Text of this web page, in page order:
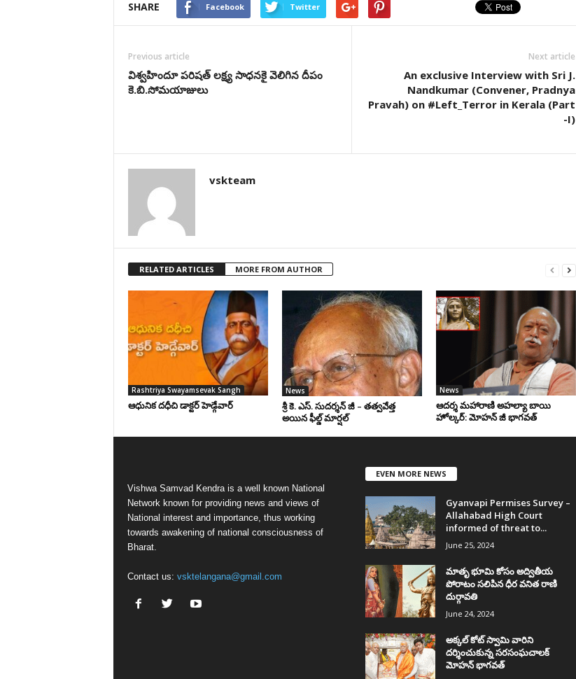
SHARE Facebook Twitter
Previous article
విశ్వహిందూ పరిషత్‌ లక్ష్య సాధనకై వెలిగిన దీపం
కె.బి.సోమయాజులు
Next article
An exclusive Interview with Sri J.
Nandkumar (Convener, Pradnya
Pravah) on #Left_Terror in Kerala (Part
-I)
vskteam
RELATED ARTICLES MORE FROM AUTHOR
Rashtriya Swayamsevak Sangh
ఆధునిక దధీచి డాక్టర్‌ హెడ్గేవార్‌
News
శ్రీ కె. ఎస్. సుదర్శన్ జీ – తత్వవేత్త
అయిన ఫీల్డ్ మార్షల్
News
ఆదర్శ మహారాణి అహల్యా బాయి
హోల్కర్: మోహన్ జీ భాగవత్
Vishwa Samvad Kendra is a well known National
Network known for providing news and views of
National interest and importance, thus working
towards awakening of national consciousness of
Bharat.
Contact us: vsktelangana@gmail.com
EVEN MORE NEWS
Gyanvapi Permises Survey –
Allahabad High Court
informed of threat to...
June 25, 2024
మాతృ భూమి కోసం అద్వితీయ
పోరాటం సలిపిన ధీర వనిత రాణి
దుర్గావతి
June 24, 2024
అక్కల్‌ కోట్‌ స్వామి వారిని
దర్శించుకున్న సరసంఘచాలక్
మోహన్ భాగవత్